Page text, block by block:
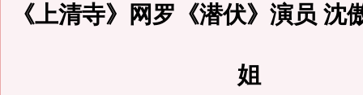
《上清寺》网罗《潜伏》演员 沈
姐